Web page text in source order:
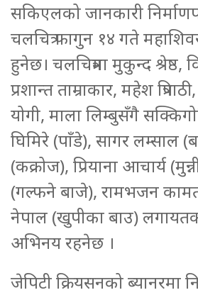
सकिएलको जानकारी
चलचित्र फागुन १४ गते
हुनेछ। चलचित्रमा मुकुन्द श्रेष्ठ,
प्रशान्त ताम्राकार, महेश
योगी, माला लिम्बुसँगै
घिमिरे (पाँडे), सागर लम्साल
(कक्रोज), प्रियाना आचार्य
(गल्फने बाजे), रामभजन
नेपाल (खुपीका बाउ)
अभिनय रहनेछ ।
जेपिटी क्रियसनको ब्यानरमा